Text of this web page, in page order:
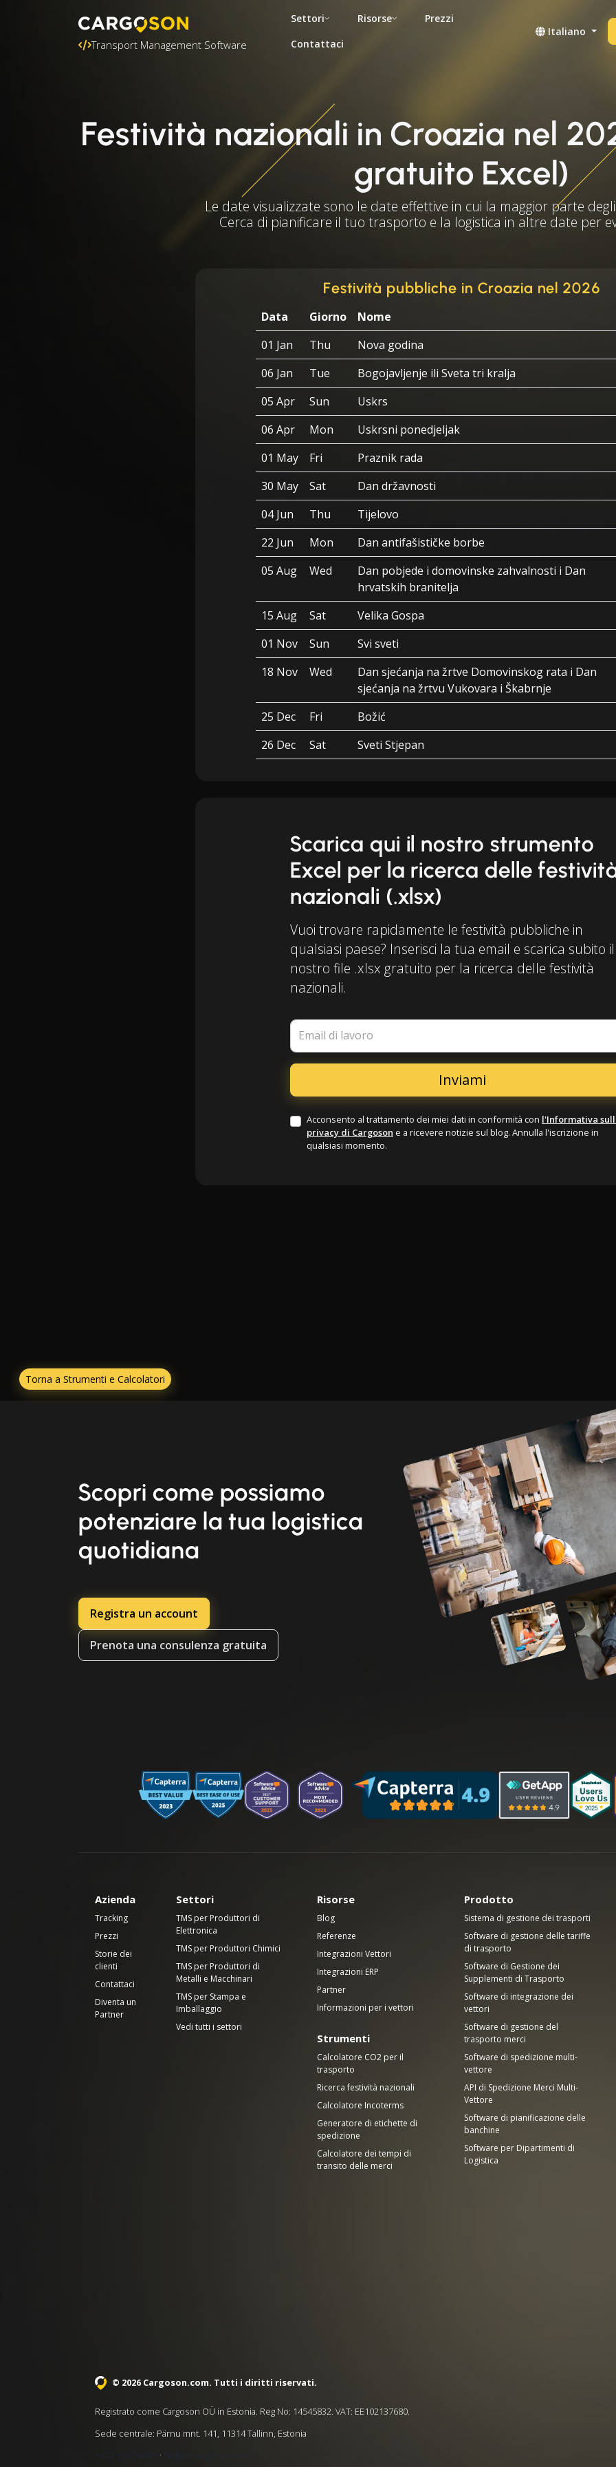
Transport Management Software
Settori Risorse
Prezzi
Contattaci
Italiano
Festività nazionali in Croazia nel
gratuito Excel)
Le date visualizzate sono le date effettive in cui la maggior parte
Cerca di pianificare il tuo trasporto e la logistica in altre date per
Festività pubbliche in Croazia nel 2026
Data Giorno
Nome
01 Jan
Thu
Nova godina
06 Jan
Tue
Bogojavljenje ili Sveta tri kralja
05 Apr
Sun
Uskrs
06 Apr
Mon
Uskrsni ponedjeljak
01 May
Fri
Praznik rada
30 May
Sat
Dan državnosti
04 Jun
Thu
Tijelovo
22 Jun
Mon
Dan antifašističke borbe
05 Aug
Wed
Dan pobjede i domovinske zahvalnosti i Dan
hrvatskih branitelja
15 Aug
Sat
Velika Gospa
01 Nov
Sun
Svi sveti
18 Nov
Wed
Dan sjećanja na žrtve Domovinskog rata i Dan
sjećanja na žrtvu Vukovara i Škabrnje
25 Dec
Fri
Božić
26 Dec
Sat Sveti Stjepan
Scarica qui il nostro strumento
Excel per la ricerca delle
nazionali (.xlsx)
Vuoi trovare rapidamente le festività pubbliche in
qualsiasi paese? Inserisci la tua email e scarica subito il
nostro file .xlsx gratuito per la ricerca delle festività
nazionali.
Email di lavoro
Acconsento al trattamento dei miei dati in conformità con l'Informativa
privacy di Cargoson e a ricevere notizie sul blog. Annulla l'iscrizione in
qualsiasi momento.
Torna a Strumenti e Calcolatori
Scopri come possiamo
potenziare la tua logistica
quotidiana
Registra un account
Prenota una consulenza gratuita
Azienda
Tracking
Prezzi
Storie dei
clienti
Contattaci
Diventa un
Partner
Settori
TMS per Produttori di
Elettronica
TMS per Produttori Chimici
TMS per Produttori di
Metalli e Macchinari
TMS per Stampa e
Imballaggio
Vedi tutti i settori
Risorse
Blog
Referenze
Integrazioni Vettori
Integrazioni ERP
Partner
Informazioni per i vettori
Strumenti
Calcolatore CO2 per il
trasporto
Ricerca festività nazionali
Calcolatore Incoterms
Generatore di etichette di
spedizione
Calcolatore dei tempi di
transito delle merci
Prodotto
Sistema di gestione dei trasporti
Software di gestione delle tariffe
di trasporto
Software di Gestione dei
Supplementi di Trasporto
Software di integrazione dei
vettori
Software di gestione del
trasporto merci
Software di spedizione multi-
vettore
API di Spedizione Merci Multi-
Vettore
Software di pianificazione delle
banchine
Software per Dipartimenti di
Logistica
© 2026 Cargoson.com. Tutti i diritti riservati.
Registrato come Cargoson OÜ in Estonia. Reg No: 14545832. VAT: EE102137680.
Sede centrale: Pärnu mnt. 141, 11314 Tallinn, Estonia
+372 5555 0028
· hello@cargoson.com